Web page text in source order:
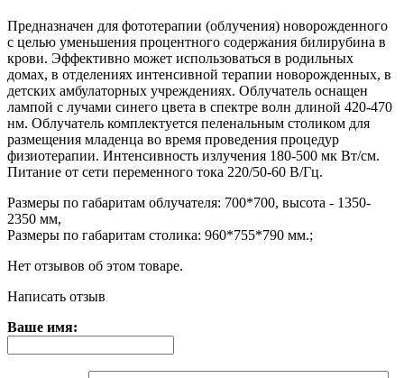
Предназначен для фототерапии (облучения) новорожденного
с целью уменьшения процентного содержания билирубина в
крови. Эффективно может использоваться в родильных
домах, в отделениях интенсивной терапии новорожденных, в
детских амбулаторных учреждениях. Облучатель оснащен
лампой с лучами синего цвета в спектре волн длиной 420-470
нм. Облучатель комплектуется пеленальным столиком для
размещения младенца во время проведения процедур
физиотерапии. Интенсивность излучения 180-500 мк Вт/см.
Питание от сети переменного тока 220/50-60 В/Гц.
Размеры по габаритам облучателя: 700*700, высота - 1350-
2350 мм,
Размеры по габаритам столика: 960*755*790 мм.;
Нет отзывов об этом товаре.
Написать отзыв
Ваше имя: